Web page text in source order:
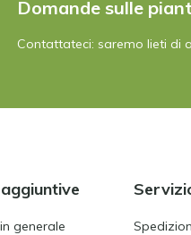
Domande sulle
Contattateci: saremo lieti di
generale